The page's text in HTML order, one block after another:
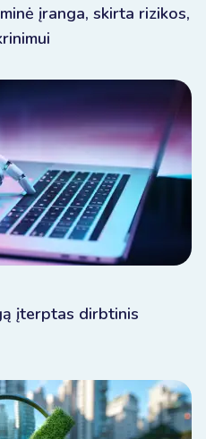
įranga, skirta rizikos,
įterptas dirbtinis